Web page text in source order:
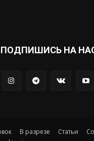
ПОДПИШИСЬ НА
В разрезе Статьи